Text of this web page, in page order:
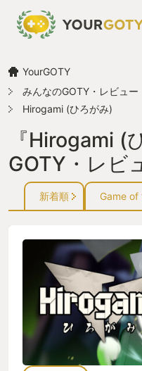
YourGOTY
みんなのGOTY・レビュー
Hirogami (ひろがみ)
『Hirogami (
GOTY・レビ
新着順 Game of